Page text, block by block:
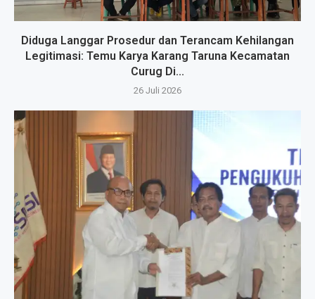
Diduga Langgar Prosedur dan Terancam Kehilangan
Legitimasi: Temu Karya Karang Taruna Kecamatan
Curug Di...
26 Juli 2026